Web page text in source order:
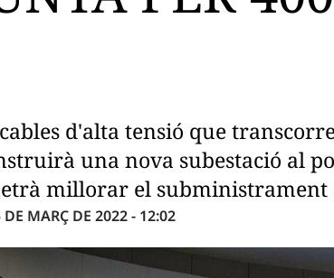
d'alta tensió que
una nova subestació al
millorar el
DE MARÇ DE 2022 - 12:02